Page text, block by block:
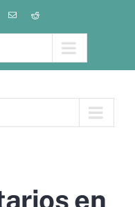
Correo
electrónico
Reddit
en